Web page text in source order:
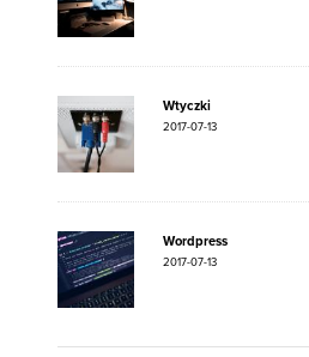
Wtyczki
2017-07-13
Wordpress
2017-07-13